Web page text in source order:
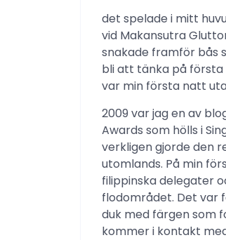
det spelade i mitt
vid Makansutra
snakade framför bås
bli att tänka på första
var min första natt
2009 var jag en av
Awards som hölls i
verkligen gjorde den
utomlands. På min
filippinska delegater
flodområdet. Det var
duk med färgen som
kommer i kontakt